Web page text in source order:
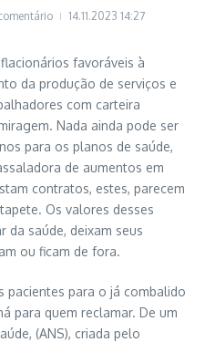
14.11.2023 14:27
favoráveis à
da produção de serviços e
com carteira
Nada ainda pode ser
para os planos de saúde,
de aumentos em
contratos, estes, parecem
Os valores desses
da saúde, deixam seus
ou ficam de fora.
pacientes para o já combalido
para quem reclamar. De um
(ANS), criada pelo